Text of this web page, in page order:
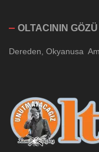
OLTACININ
Dereden, Okyanusa